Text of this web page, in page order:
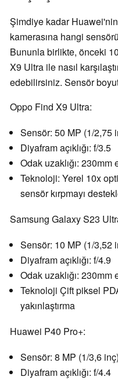
Şimdiye kadar
kamerasına hangi
Bununla birlikte, önceki
X9 Ultra ile nasıl
edebilirsiniz. Sensör
Oppo Find X9 Ultra:
Sensör: 50 MP (1/2,75
Diyafram açıklığı: f/3.5
Odak uzaklığı: 230mm
Teknoloji: Yerel 10x
sensör kırpmayı
Samsung Galaxy S23
Sensör: 10 MP (1/3,52
Diyafram açıklığı: f/4.9
Odak uzaklığı: 230mm
Teknoloji Çift piksel
yakınlaştırma
Huawei P40 Pro+:
Sensör: 8 MP (1/3,6 inç)
Diyafram açıklığı: f/4.4